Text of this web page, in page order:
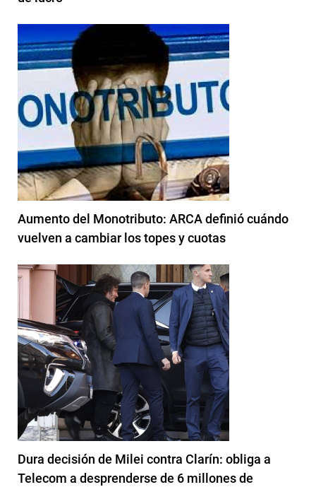
Aumento del Monotributo: ARCA definió cuándo
vuelven a cambiar los topes y cuotas
Dura decisión de Milei contra Clarín: obliga a
Telecom a desprenderse de 6 millones de